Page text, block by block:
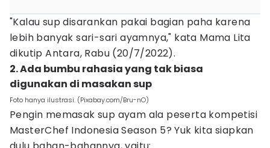
"Kalau sup disarankan pakai bagian paha karena
lebih banyak sari-sari ayamnya," kata Mama Lita
dikutip Antara, Rabu (20/7/2022).
2. Ada bumbu rahasia yang tak biasa
digunakan di masakan sup
Foto hanya ilustrasi. (Pixabay.com/Bru-nO)
Pengin memasak sup ayam ala peserta kompetisi
MasterChef Indonesia Season 5? Yuk kita siapkan